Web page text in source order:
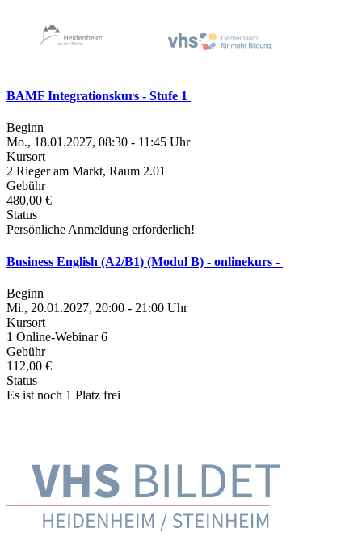
BAMF Integrationskurs - Stufe 1
Beginn
Mo., 18.01.2027, 08:30 - 11:45 Uhr
Kursort
2 Rieger am Markt, Raum 2.01
Gebühr
480,00 €
Status
Persönliche Anmeldung erforderlich!
Business English (A2/B1) (Modul B) - onlinekurs -
Beginn
Mi., 20.01.2027, 20:00 - 21:00 Uhr
Kursort
1 Online-Webinar 6
Gebühr
112,00 €
Status
Es ist noch 1 Platz frei